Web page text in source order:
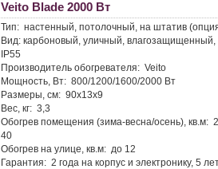
Veito Blade 2000 Вт
Тип: настенный, потолочный, на штатив
Вид: карбоновый, уличный, влагозащищенный,
IP55
Производитель обогревателя: Veito
Мощность, Вт: 800/1200/1600/2000 Вт
Размеры, см: 90х13х9
Вес, кг: 3,3
Обогрев помещения (зима-весна/осень), кв.м:
40
Обогрев на улице, кв.м: до 12
Гарантия: 2 года на корпус и электронику, 5